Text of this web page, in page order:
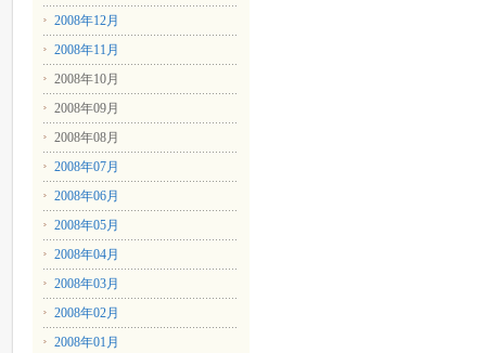
2008年12月
2008年11月
2008年10月
2008年09月
2008年08月
2008年07月
2008年06月
2008年05月
2008年04月
2008年03月
2008年02月
2008年01月